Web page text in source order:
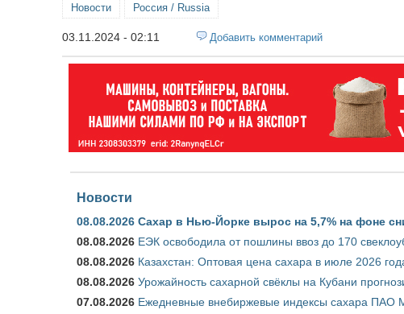
Новости Россия / Russia
03.11.2024 - 02:11 Добавить комментарий
Новости
08.08.2026 Сахар в Нью-Йорке вырос на 5,7% на фоне
08.08.2026 ЕЭК освободила от пошлины ввоз до 170
08.08.2026 Казахстан: Оптовая цена сахара в июле 2026
08.08.2026 Урожайность сахарной свёклы на Кубани
07.08.2026 Ежедневные внебиржевые индексы сахара ПАО